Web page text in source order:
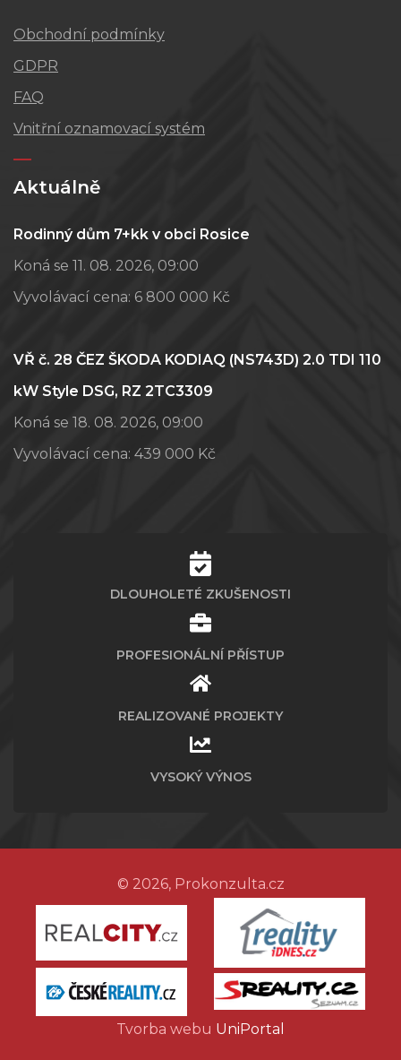
Obchodní podmínky
GDPR
FAQ
Vnitřní oznamovací systém
Aktuálně
Rodinný dům 7+kk v obci Rosice
Koná se 11. 08. 2026, 09:00
Vyvolávací cena: 6 800 000 Kč
VŘ č. 28 ČEZ ŠKODA KODIAQ (NS743D) 2.0 TDI 110
kW Style DSG, RZ 2TC3309
Koná se 18. 08. 2026, 09:00
Vyvolávací cena: 439 000 Kč
DLOUHOLETÉ ZKUŠENOSTI
PROFESIONÁLNÍ PŘÍSTUP
REALIZOVANÉ PROJEKTY
VYSOKÝ VÝNOS
© 2026, Prokonzulta.cz
Tvorba webu UniPortal